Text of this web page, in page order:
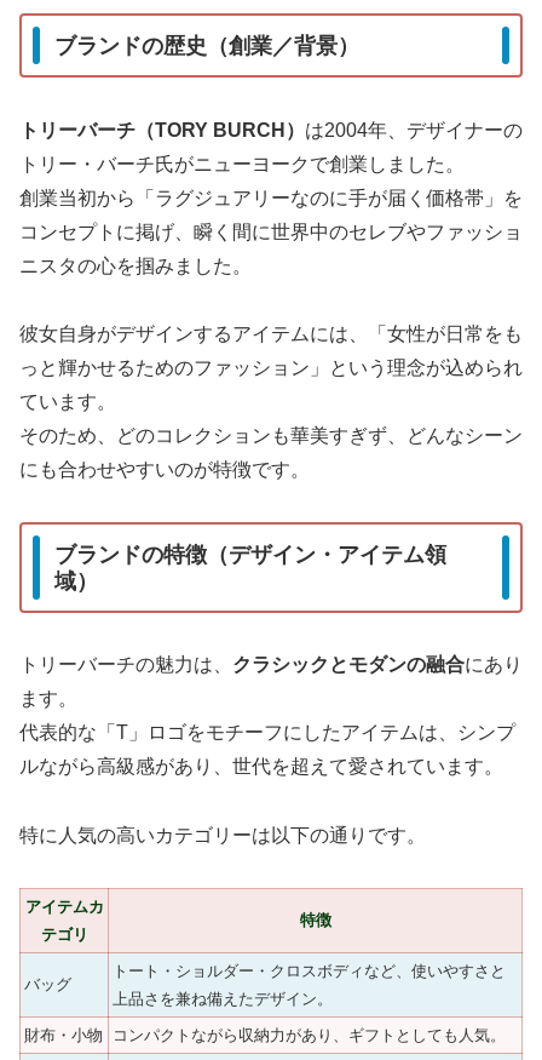
ブランドの歴史（創業／背景）
トリーバーチ（TORY BURCH） は2004年、デザイナーの
トリー・バーチ氏がニューヨークで創業しました。
創業当初から「ラグジュアリーなのに手が届く価格帯」を
コンセプトに掲げ、瞬く間に世界中のセレブやファッショ
ニスタの心を掴みました。
彼女自身がデザインするアイテムには、「女性が日常をも
っと輝かせるためのファッション」という理念が込められ
ています。
そのため、どのコレクションも華美すぎず、どんなシーン
にも合わせやすいのが特徴です。
ブランドの特徴（デザイン・アイテム領
域）
トリーバーチの魅力は、 クラシックとモダンの融合にあり
ます。
代表的な「T」ロゴをモチーフにしたアイテムは、シンプ
ルながら高級感があり、世代を超えて愛されています。
特に人気の高いカテゴリーは以下の通りです。
アイテムカ
テゴリ
特徴
バッグ
トート・ショルダー・クロスボディなど、使いやすさと
上品さを兼ね備えたデザイン。
財布・小物
コンパクトながら収納力があり、ギフトとしても人気。